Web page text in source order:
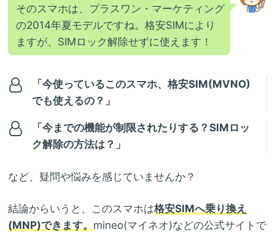
そのスマホは、プラスワン・マーケティング
の2014年夏モデルですね。格安SIMにより
ますが、SIMロック解除せずに使えます！
「今使っているこのスマホ、格安SIM(MVNO)
でも使えるの？」
「今までの機能が制限されたりする？SIMロッ
ク解除の方法は？」
など、疑問や悩みを感じていませんか？
結論からいうと、このスマホは格安SIMへ乗り換え
(MNP)できます。 mineo(マイネオ)などの公式サイトで